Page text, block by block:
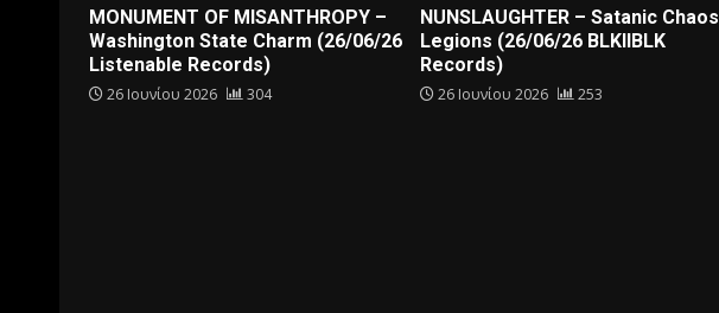
MONUMENT OF MISANTHROPY –
Washington State Charm (26/06/26
Listenable Records)
26 Ιουνίου 2026 304
NUNSLAUGHTER – Satanic Chaos
Legions (26/06/26 BLKIIBLK
Records)
26 Ιουνίου 2026 253